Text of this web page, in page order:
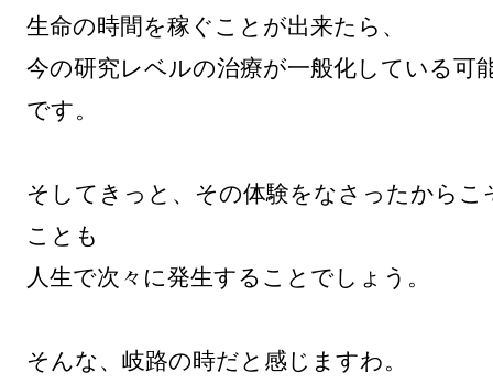
生命の時間を稼ぐことが出来たら、
今の研究レベルの治療が一般化している可
です。
そしてきっと、その体験をなさったからこ
ことも
人生で次々に発生することでしょう。
そんな、岐路の時だと感じますわ。